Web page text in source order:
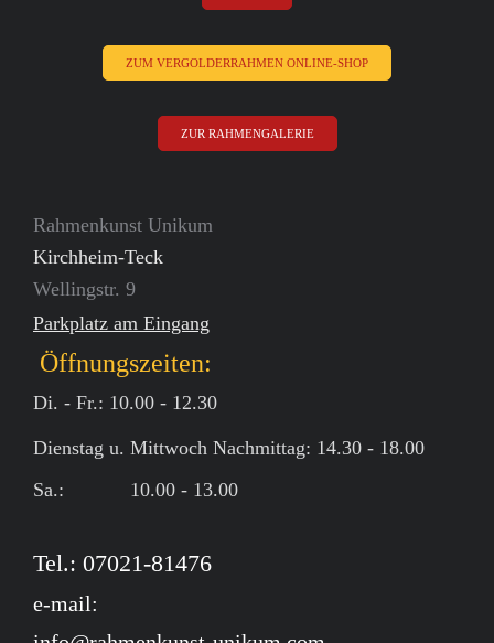
ZUM VERGOLDERRAHMEN ONLINE-SHOP
ZUR RAHMENGALERIE
Rahmenkunst Unikum
Kirchheim-Teck
Wellingstr. 9
Parkplatz am Eingang
Öffnungszeiten:
Di. - Fr.: 10.00 - 12.30
Dienstag u. Mittwoch Nachmittag: 14.30 - 18.00
Sa.: 10.00 - 13.00
Tel.: 07021-81476
e-mail: